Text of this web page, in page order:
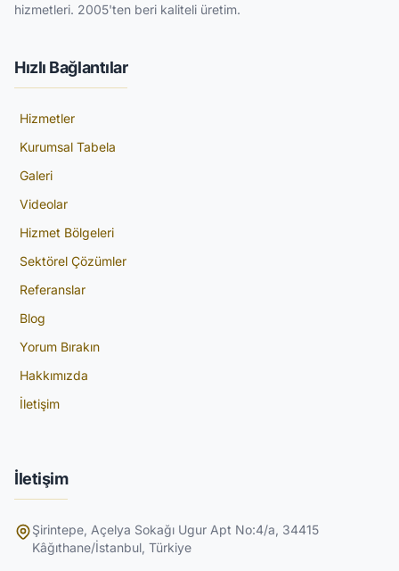
hizmetleri. 2005'ten beri kaliteli üretim.
Hızlı Bağlantılar
Hizmetler
Kurumsal Tabela
Galeri
Videolar
Hizmet Bölgeleri
Sektörel Çözümler
Referanslar
Blog
Yorum Bırakın
Hakkımızda
İletişim
İletişim
Şirintepe, Açelya Sokağı Ugur Apt No:4/a, 34415
Kâğıthane/İstanbul, Türkiye